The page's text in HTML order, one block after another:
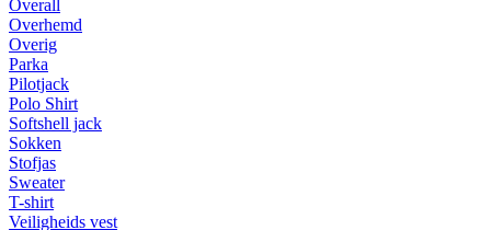
Overall
Overhemd
Overig
Parka
Pilotjack
Polo Shirt
Softshell jack
Sokken
Stofjas
Sweater
T-shirt
Veiligheids vest